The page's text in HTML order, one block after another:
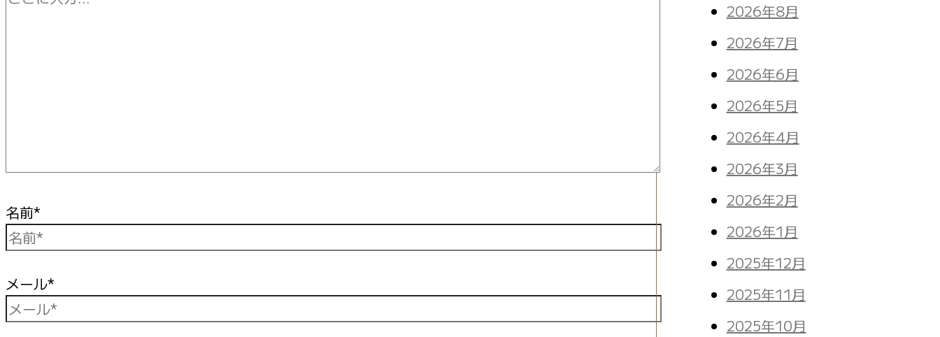
名前*
メール*
2026年8月
2026年7月
2026年6月
2026年5月
2026年4月
2026年3月
2026年2月
2026年1月
2025年12月
2025年11月
2025年10月